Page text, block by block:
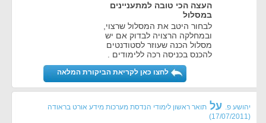
העצה הכי טובה למתעניינים
במסלול
לבחור היטב את המסלול שרצוי,
ובמחלקה הרצויה לבדוק אם יש
מסלול הכנה שעוזר לסטודנטים
להכנס בכניסה רכה ללימודים .
לחצו כאן לקריאת הביקורת המלאה
יהושע פ. על תואר ראשון לימודי הנדסת מערכות מידע אורט בראודה
(
17/07/2011
)